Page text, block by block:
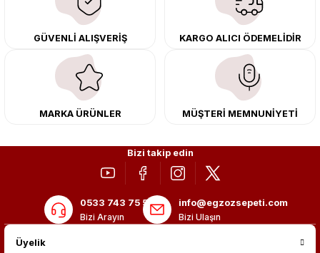
Tüm ürünlerimiz orijinal, dayanıklı ve uzun ömürlüdür. İstanbul’daki montaj
merkezimizde profesyonel montaj yapıyor, Türkiye’nin her yerine güvenli
kargo ile teslimat gerçekleştiriyoruz. Aracınıza değer katmak için doğru
adres: Egzoz Sepeti.
GÜVENLİ ALIŞVERİŞ KARGO ALICI ÖDEMELİDİR
MARKA ÜRÜNLER MÜŞTERİ MEMNUNİYETİ
Bizi takip edin
0533 743 75 56
Bizi Arayın
info@egzozsepeti.com
Bizi Ulaşın
Üyelik